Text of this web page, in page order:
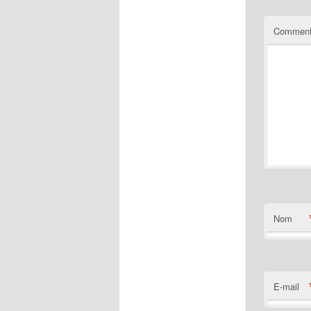
Nom
E-mail